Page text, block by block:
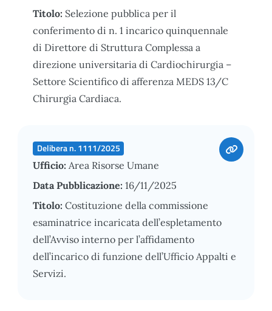
Titolo: Selezione pubblica per il
conferimento di n. 1 incarico quinquennale
di Direttore di Struttura Complessa a
direzione universitaria di Cardiochirurgia –
Settore Scientifico di afferenza MEDS 13/C
Chirurgia Cardiaca.
Delibera n. 1111/2025
Ufficio: Area Risorse Umane
Data Pubblicazione: 16/11/2025
Titolo: Costituzione della commissione
esaminatrice incaricata dell’espletamento
dell’Avviso interno per l’affidamento
dell’incarico di funzione dell’Ufficio Appalti e
Servizi.